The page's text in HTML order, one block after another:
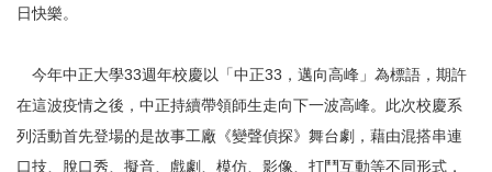
日快樂。
今年中正大學33週年校慶以「中正33，邁向高峰」為標語，期許
在這波疫情之後，中正持續帶領師生走向下一波高峰。此次校慶系
列活動首先登場的是故事工廠《變聲偵探》舞台劇，藉由混搭串連
口技、脫口秀、擬音、戲劇、模仿、影像、打鬥互動等不同形式，